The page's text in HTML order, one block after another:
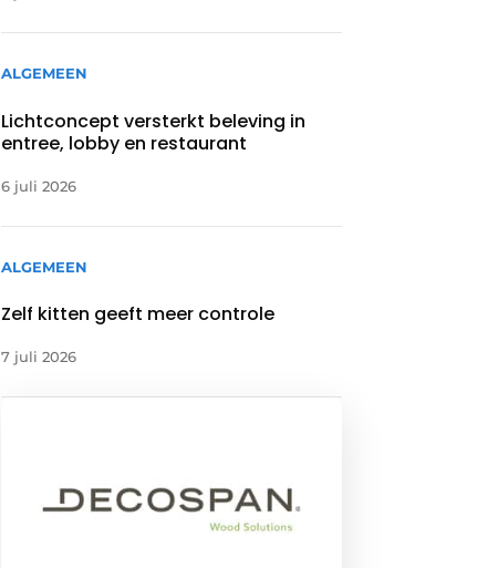
ALGEMEEN
Lichtconcept versterkt beleving in
entree, lobby en restaurant
6 juli 2026
ALGEMEEN
Zelf kitten geeft meer controle
7 juli 2026